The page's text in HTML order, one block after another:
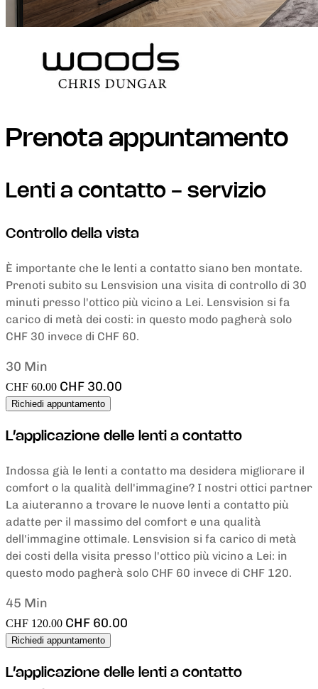
Prenota appuntamento
Lenti a contatto - servizio
Controllo della vista
È importante che le lenti a contatto siano ben montate.
Prenoti subito su Lensvision una visita di controllo di 30
minuti presso l'ottico più vicino a Lei. Lensvision si fa
carico di metà dei costi: in questo modo pagherà solo
CHF 30 invece di CHF 60.
30 Min
CHF 60.00 CHF 30.00
Richiedi appuntamento
L’applicazione delle lenti a contatto
Indossa già le lenti a contatto ma desidera migliorare il
comfort o la qualità dell'immagine? I nostri ottici partner
La aiuteranno a trovare le nuove lenti a contatto più
adatte per il massimo del comfort e una qualità
dell'immagine ottimale. Lensvision si fa carico di metà
dei costi della visita presso l'ottico più vicino a Lei: in
questo modo pagherà solo CHF 60 invece di CHF 120.
45 Min
CHF 120.00 CHF 60.00
Richiedi appuntamento
L’applicazione delle lenti a contatto